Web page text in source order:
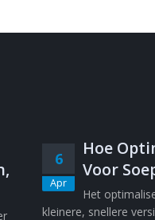
6
Apr
Hoe
Voor
Het
kleinere, snellere